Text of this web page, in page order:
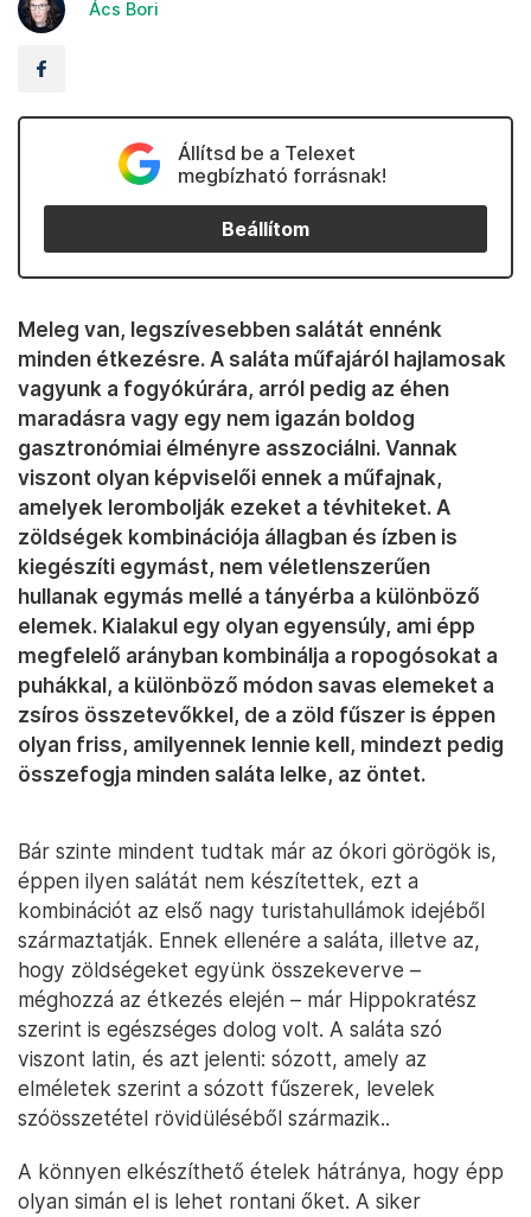
Ács Bori
Állítsd be a Telexet
megbízható forrásnak!
Beállítom
Meleg van, legszívesebben salátát ennénk
minden étkezésre. A saláta műfajáról hajlamosak
vagyunk a fogyókúrára, arról pedig az éhen
maradásra vagy egy nem igazán boldog
gasztronómiai élményre asszociálni. Vannak
viszont olyan képviselői ennek a műfajnak,
amelyek lerombolják ezeket a tévhiteket. A
zöldségek kombinációja állagban és ízben is
kiegészíti egymást, nem véletlenszerűen
hullanak egymás mellé a tányérba a különböző
elemek. Kialakul egy olyan egyensúly, ami épp
megfelelő arányban kombinálja a ropogósokat a
puhákkal, a különböző módon savas elemeket a
zsíros összetevőkkel, de a zöld fűszer is éppen
olyan friss, amilyennek lennie kell, mindezt pedig
összefogja minden saláta lelke, az öntet.
Bár szinte mindent tudtak már az ókori görögök is,
éppen ilyen salátát nem készítettek, ezt a
kombinációt az első nagy turistahullámok idejéből
származtatják. Ennek ellenére a saláta, illetve az,
hogy zöldségeket együnk összekeverve –
méghozzá az étkezés elején – már Hippokratész
szerint is egészséges dolog volt. A saláta szó
viszont latin, és azt jelenti: sózott, amely az
elméletek szerint a sózott fűszerek, levelek
szóösszetétel rövidüléséből származik..
A könnyen elkészíthető ételek hátránya, hogy épp
olyan simán el is lehet rontani őket. A siker